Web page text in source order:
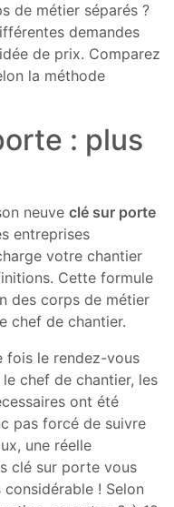
de métier séparés ?
demandes
de prix. Comparez
la méthode
: plus
neuve clé sur porte
entreprises
votre chantier
Cette formule
des corps de métier
chef de chantier.
fois le rendez-vous
chef de chantier, les
ont été
pas forcé de suivre
une réelle
clé sur porte vous
! Selon